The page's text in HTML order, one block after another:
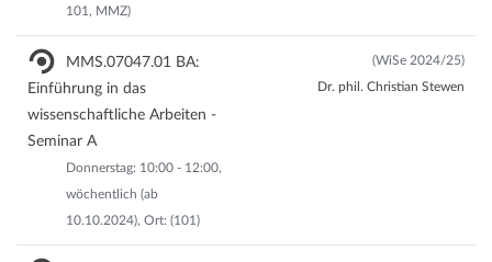
101, MMZ)
MMS.07047.01 BA:
Einführung in das
wissenschaftliche Arbeiten -
Seminar A
Donnerstag: 10:00 - 12:00,
wöchentlich (ab
10.10.2024), Ort: (101)
(WiSe 2024/25)
Dr. phil. Christian Stewen